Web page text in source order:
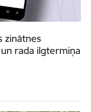
zinātnes
rada ilgtermiņa